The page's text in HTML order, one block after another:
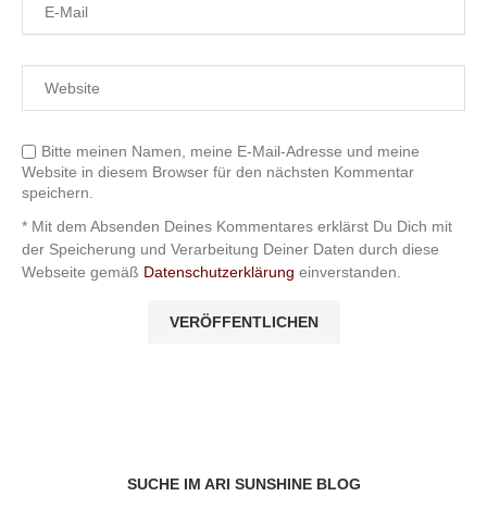
Bitte meinen Namen, meine E-Mail-Adresse und meine
Website in diesem Browser für den nächsten Kommentar
speichern.
* Mit dem Absenden Deines Kommentares erklärst Du Dich mit
der Speicherung und Verarbeitung Deiner Daten durch diese
Webseite gemäß Datenschutzerklärung einverstanden.
SUCHE IM ARI SUNSHINE BLOG